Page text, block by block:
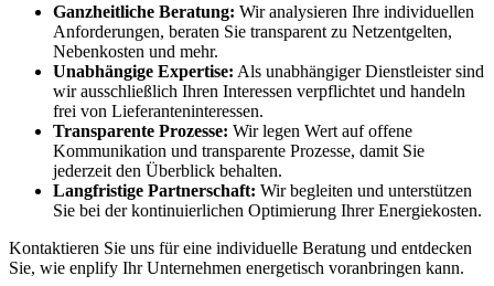
Ganzheitliche Beratung: Wir analysieren Ihre individuellen
Anforderungen, beraten Sie transparent zu Netzentgelten,
Nebenkosten und mehr.
Unabhängige Expertise: Als unabhängiger Dienstleister sind
wir ausschließlich Ihren Interessen verpflichtet und handeln
frei von Lieferanteninteressen.
Transparente Prozesse: Wir legen Wert auf offene
Kommunikation und transparente Prozesse, damit Sie
jederzeit den Überblick behalten.
Langfristige Partnerschaft: Wir begleiten und unterstützen
Sie bei der kontinuierlichen Optimierung Ihrer Energiekosten.
Kontaktieren Sie uns für eine individuelle Beratung und entdecken
Sie, wie enplify Ihr Unternehmen energetisch voranbringen kann.